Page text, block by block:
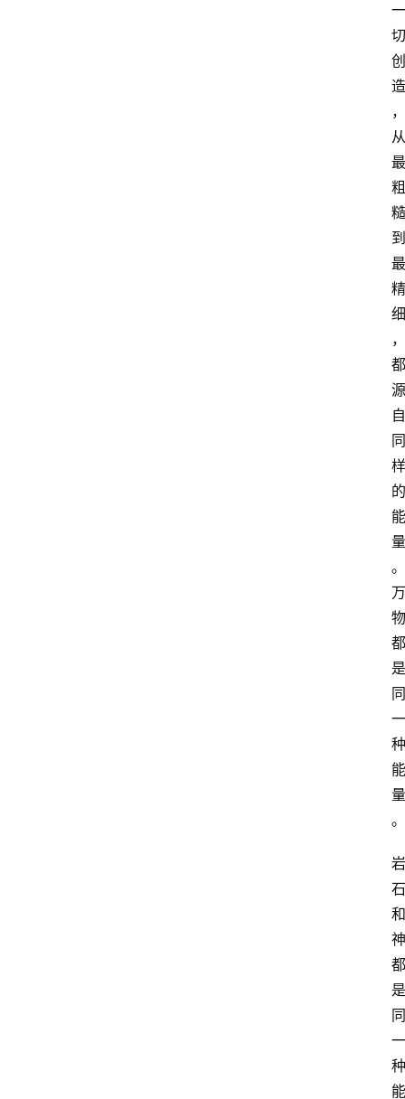
一
切
创
造
，
从
最
粗
糙
到
最
精
细
，
都
源
自
同
样
的
能
量
。
万
物
都
是
同
一
种
能
量
。
岩
石
和
神
都
是
同
一
种
能